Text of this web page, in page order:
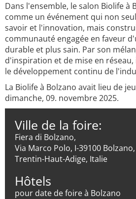
Dans l'ensemble, le salon Biolife à
comme un événement qui non
savoir et l'innovation, mais
communauté engagée en faveur
durable et plus sain. Par son
d'inspiration et de mise en
le développement continu de
La Biolife à Bolzano avait lieu de
dimanche, 09. novembre 2025.
Ville de la foire:
Fiera di Bolzano,
Via Marco Polo, I-39100
Trentin-Haut-Adige, Italie
Hôtels
pour date de foire à Bolzano